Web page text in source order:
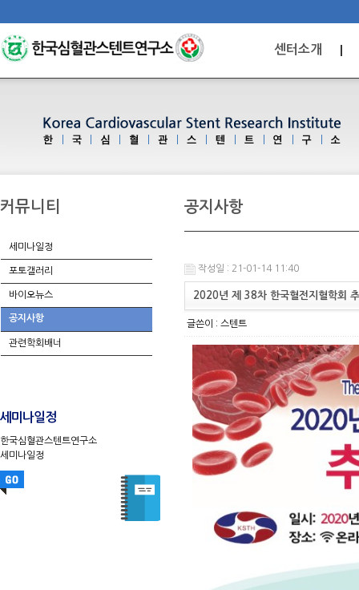
센터소개
커뮤니티
세미나일정
포토갤러리
바이오뉴스
공지사항
관련학회배너
세미나일정
한국심혈관스텐트연구소
세미나일정
공지사항
작성일 : 21-01-14 11:40
2020년 제 38차 한국혈전지혈학회
글쓴이 : 스텐트